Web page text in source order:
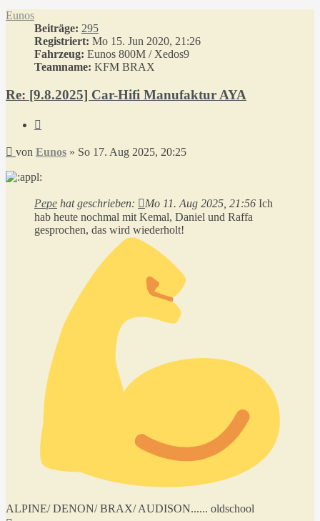
Eunos
Beiträge: 295
Registriert: Mo 15. Jun 2020, 21:26
Fahrzeug: Eunos 800M / Xedos9
Teamname: KFM BRAX
Re: [9.8.2025] Car-Hifi Manufaktur AYA
Beitrag
von Eunos » So 17. Aug 2025, 20:25
Pepe hat geschrieben: Mo 11. Aug 2025, 21:56 Ich
hab heute nochmal mit Kemal, Daniel und Raffa
gesprochen, das wird wiederholt!
ALPINE/ DENON/ BRAX/ AUDISON...... oldschool